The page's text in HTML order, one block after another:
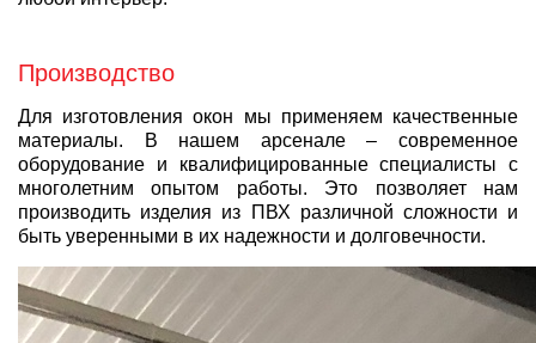
Производство
Для изготовления окон мы применяем качественные
материалы. В нашем арсенале – современное
оборудование и квалифицированные специалисты с
многолетним опытом работы. Это позволяет нам
производить изделия из ПВХ различной сложности и
быть уверенными в их надежности и долговечности.